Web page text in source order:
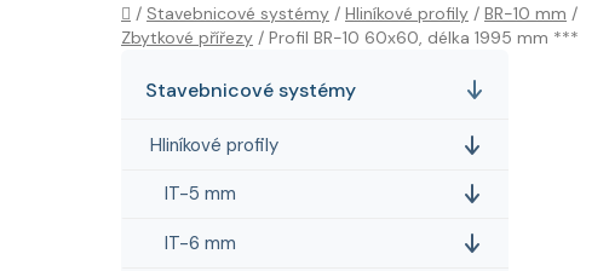
Domů
/ Stavebnicové systémy / Hliníkové profily / BR-10 mm /
Zbytkové přířezy / Profil BR-10 60x60, délka 1995 mm ***
kategorie
Stavebnicové systémy
Hliníkové profily
IT-5 mm
IT-6 mm